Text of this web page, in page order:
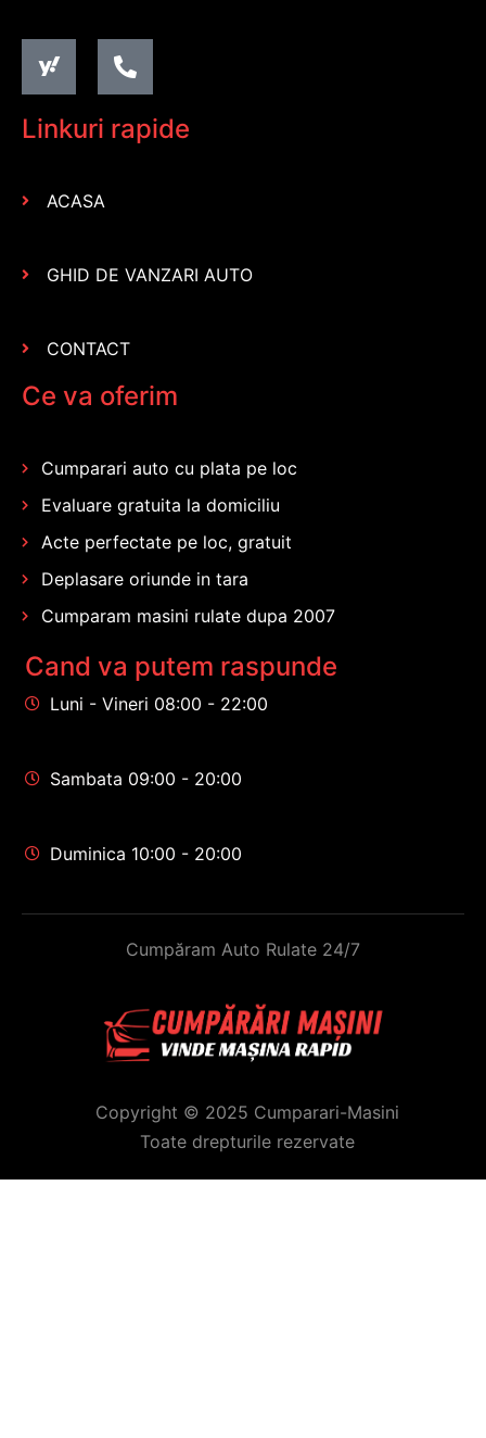
Linkuri rapide
ACASA
GHID DE VANZARI AUTO
CONTACT
Ce va oferim
Cumparari auto cu plata pe loc
Evaluare gratuita la domiciliu
Acte perfectate pe loc, gratuit
Deplasare oriunde in tara
Cumparam masini rulate dupa 2007
Cand va putem raspunde
Luni - Vineri 08:00 - 22:00
Sambata 09:00 - 20:00
Duminica 10:00 - 20:00
Cumpăram Auto Rulate 24/7
Copyright © 2025 Cumparari-Masini
Toate drepturile rezervate